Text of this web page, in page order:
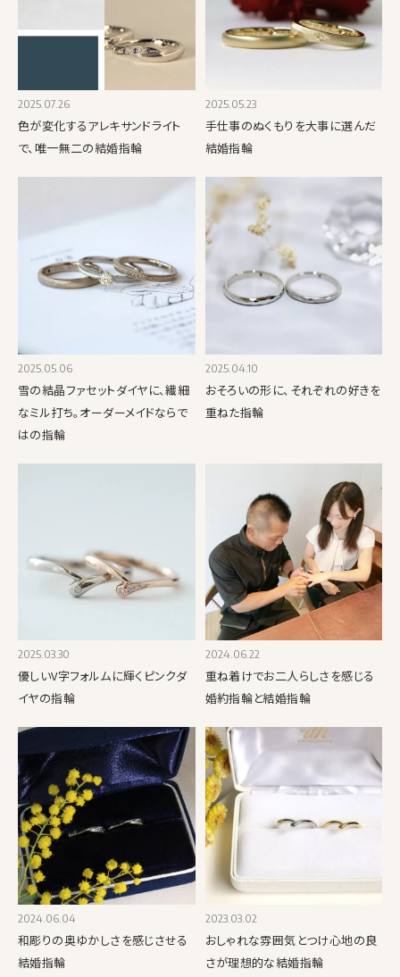
2025.07.26
色が変化するアレキサンドライト
で、唯一無二の結婚指輪
2025.05.23
手仕事のぬくもりを大事に選んだ
結婚指輪
2025.05.06
雪の結晶ファセットダイヤに、繊細
なミル打ち。オーダーメイドならで
はの指輪
2025.04.10
おそろいの形に、それぞれの好きを
重ねた指輪
2025.03.30
優しいV字フォルムに輝くピンクダ
イヤの指輪
2024.06.22
重ね着けでお二人らしさを感じる
婚約指輪と結婚指輪
2024.06.04
和彫りの奥ゆかしさを感じさせる
結婚指輪
2023.03.02
おしゃれな雰囲気とつけ心地の良
さが理想的な結婚指輪